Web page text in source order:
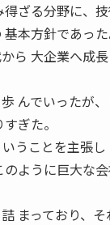
ざる分野に、
本方針であった
ら 大企業へ成
んでいったが
ぎた。
うことを主張し
ように巨大な
まっており、